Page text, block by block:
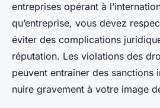
entreprises opérant à
qu’entreprise, vous devez
éviter des complications
réputation. Les violations des
peuvent entraîner des sanctions
nuire gravement à votre image